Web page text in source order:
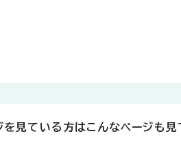
を見ている方はこんなページも見